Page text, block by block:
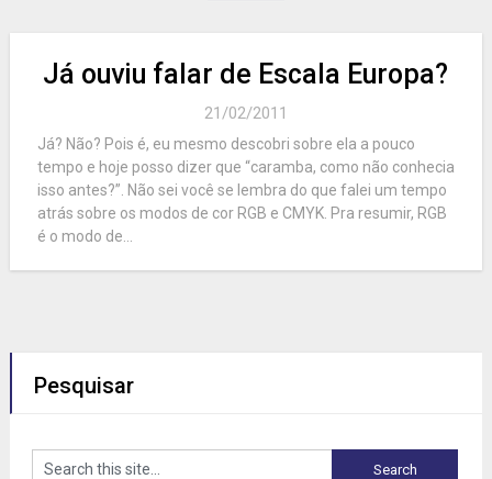
Já ouviu falar de Escala Europa?
21/02/2011
Já? Não? Pois é, eu mesmo descobri sobre ela a pouco
tempo e hoje posso dizer que “caramba, como não conhecia
isso antes?”. Não sei você se lembra do que falei um tempo
atrás sobre os modos de cor RGB e CMYK. Pra resumir, RGB
é o modo de...
Pesquisar